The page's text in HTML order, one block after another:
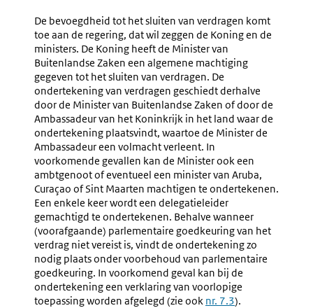
De bevoegdheid tot het sluiten van verdragen komt
toe aan de regering, dat wil zeggen de Koning en de
ministers. De Koning heeft de Minister van
Buitenlandse Zaken een algemene machtiging
gegeven tot het sluiten van verdragen. De
ondertekening van verdragen geschiedt derhalve
door de Minister van Buitenlandse Zaken of door de
Ambassadeur van het Koninkrijk in het land waar de
ondertekening plaatsvindt, waartoe de Minister de
Ambassadeur een volmacht verleent. In
voorkomende gevallen kan de Minister ook een
ambtgenoot of eventueel een minister van Aruba,
Curaçao of Sint Maarten machtigen te ondertekenen.
Een enkele keer wordt een delegatieleider
gemachtigd te ondertekenen. Behalve wanneer
(voorafgaande) parlementaire goedkeuring van het
verdrag niet vereist is, vindt de ondertekening zo
nodig plaats onder voorbehoud van parlementaire
goedkeuring. In voorkomend geval kan bij de
ondertekening een verklaring van voorlopige
toepassing worden afgelegd (zie ook nr. 7.3).